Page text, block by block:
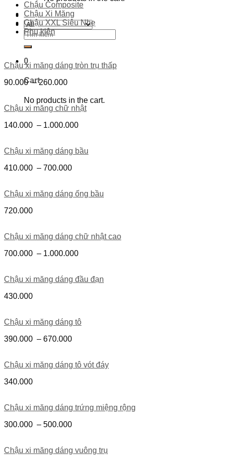
Search
for:
0
Cart
No products in the cart.
Chậu Composite
Chậu Xi Măng
Chậu XXL Siêu Nhẹ
Phụ kiện
Chậu xi măng dáng tròn trụ thấp
90.000–260.000
Chậu xi măng chữ nhật
140.000 – 1.000.000
Chậu xi măng dáng bầu
410.000 – 700.000
Chậu xi măng dáng ống bầu
720.000
Chậu xi măng dáng chữ nhật cao
700.000 – 1.000.000
Chậu xi măng dáng đầu đạn
430.000
Chậu xi măng dáng tô
390.000 – 670.000
Chậu xi măng dáng tô vót đáy
340.000
Chậu xi măng dáng trứng miệng rộng
300.000 – 500.000
Chậu xi măng dáng vuông trụ